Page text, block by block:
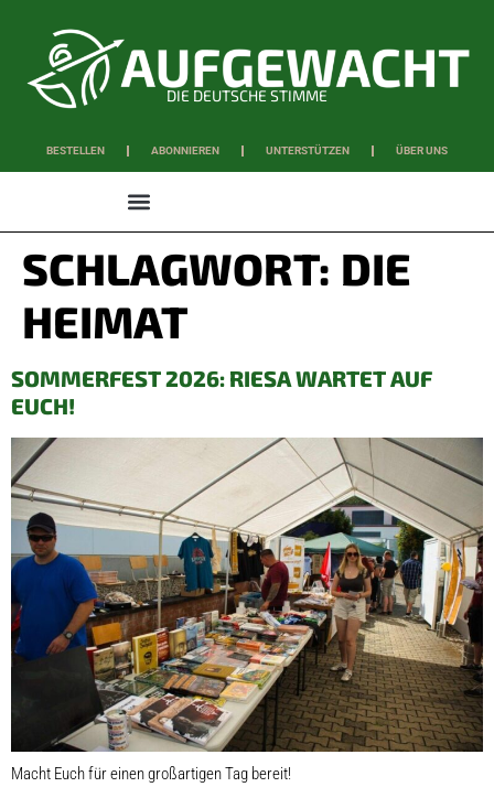
DIE DEUTSCHE STIMME
BESTELLEN ABONNIEREN UNTERSTÜTZEN ÜBER UNS
SCHLAGWORT: DIE
HEIMAT
SOMMERFEST 2026: RIESA WARTET AUF
EUCH!
Macht Euch für einen großartigen Tag bereit!